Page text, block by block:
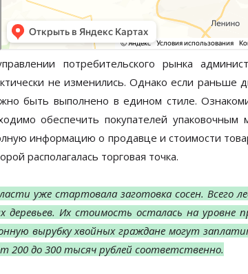
потребительского рынка
не изменились. Однако если раньше
быть выполнено в едином стиле.
обеспечить покупателей
информацию о продавце и стоимости
располагалась торговая точка.
уже стартовала заготовка сосен. Всего
деревьев. Их стоимость осталась на уровне
вырубку хвойных граждане могут
200 до 300 тысяч рублей соответственно.